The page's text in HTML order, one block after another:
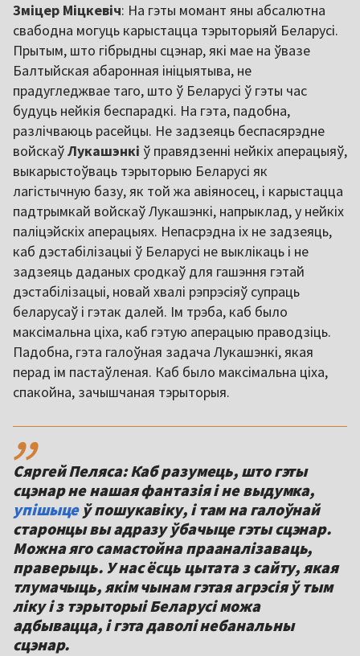
Зміцер Міцкевіч: На гэты момант яны абсалютна
свабодна могуць карыстацца тэрыторыяй Беларусі.
Прытым, што гібрыдны сцэнар, які мае на ўвазе
Балтыйская абаронная ініцыятыва, не
прадугледжвае таго, што ў Беларусі ў гэты час
будуць нейкія беспарадкі. На гэта, падобна,
разлічваюць расейцы. Не задзеяць беспасярэдне
войскаўЛукашэнкі ў правядзенні нейкіх аперацыяў,
выкарыстоўваць тэрыторыю Беларусі як
лагістычную базу, як той жа авіяносец, і карыстацца
падтрымкай войскаў Лукашэнкі, напрыклад, у нейкіх
паліцэйскіх аперацыях. Непасрэдна іх не задзеяць,
каб дэстабілізацыі ў Беларусі не выклікаць і не
задзеяць даданых сродкаў для гашэння гэтай
дэстабілізацыі, новай хвалі рэпрэсіяў супраць
беларусаў і гэтак далей. Ім трэба, каб было
максімальна ціха, каб гэтую аперацыю праводзіць.
Падобна, гэта галоўная задача Лукашэнкі, якая
перад ім пастаўленая. Каб было максімальна ціха,
спакойна, зачышчаная тэрыторыя.
,,
Сяргей Пеляса: Каб разумець, што гэты
сцэнар не нашая фантазія і не выдумка,
упішыцеў пошукавіку, і там на галоўнай
старонцы вы адразу ўбачыце гэты сцэнар.
Можна яго самастойна прааналізаваць,
праверыць. У нас ёсць цытата з сайту, якая
тлумачыць, якім чынам гэтая агрэсія ў тым
ліку і з тэрыторыі Беларусі можа
адбывацца, і гэта даволі небанальны
сцэнар.